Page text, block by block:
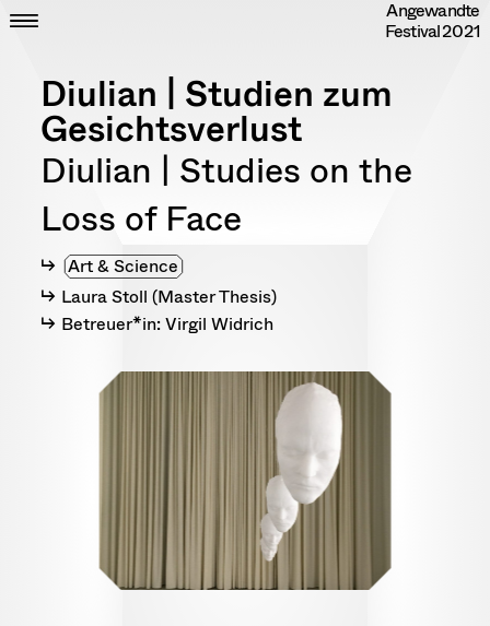
Skip
to
Angewandte
Festival2021
ZEIT
RANDOM
IMPRESSUM
DATENSCHUTZ
Diulian | Studien zum
Gesichtsverlust
Diulian | Studies on the
Loss of Face
Art & Science
Laura Stoll (Master Thesis)
Betreuer*in: Virgil Widrich